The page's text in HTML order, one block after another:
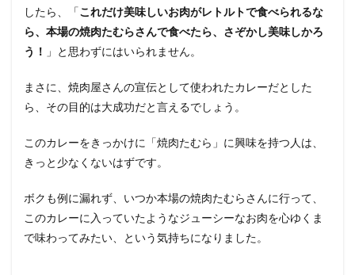
したら、「これだけ美味しいお肉がレトルトで食べられるな
ら、本場の焼肉たむらさんで食べたら、さぞかし美味しかろ
う！ 」と思わずにはいられません。
まさに、焼肉屋さんの宣伝として使われたカレーだとした
ら、その目的は大成功だと言えるでしょう。
このカレーをきっかけに「焼肉たむら」に興味を持つ人は、
きっと少なくないはずです。
ボクも例に漏れず、いつか本場の焼肉たむらさんに行って、
このカレーに入っていたようなジューシーなお肉を心ゆくま
で味わってみたい、という気持ちになりました。